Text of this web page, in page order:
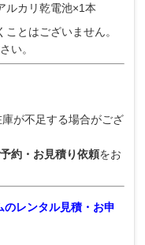
ルカリ乾電池×1本
ことはございません。
い。
庫が不足する場合がござ
約・お見積り依頼をお
レンタル見積・お申